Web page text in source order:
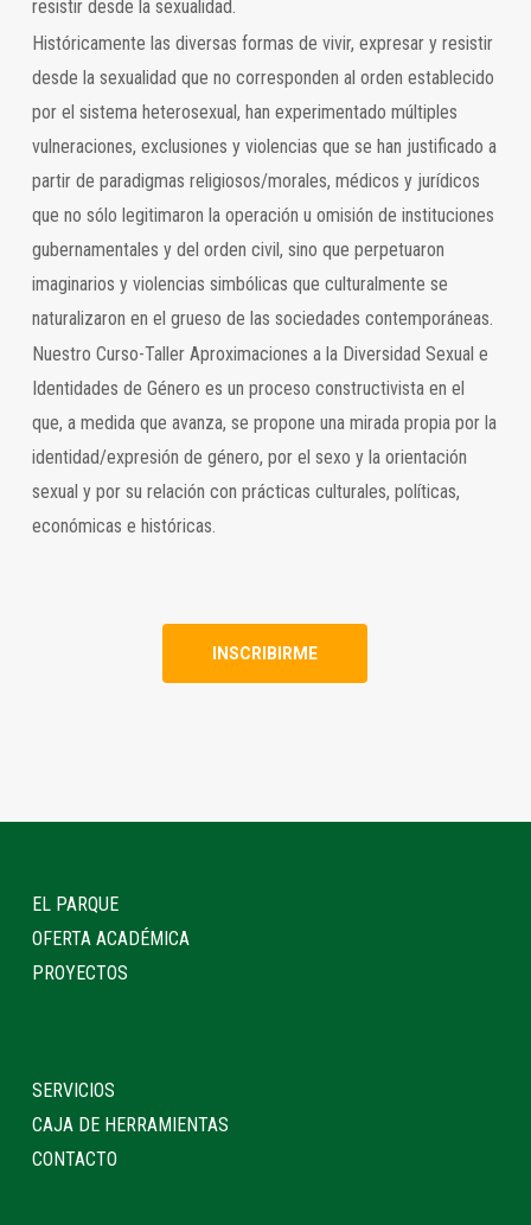
resistir desde la sexualidad.
Históricamente las diversas formas de vivir, expresar y resistir
desde la sexualidad que no corresponden al orden establecido
por el sistema heterosexual, han experimentado múltiples
vulneraciones, exclusiones y violencias que se han justificado a
partir de paradigmas religiosos/morales, médicos y jurídicos
que no sólo legitimaron la operación u omisión de instituciones
gubernamentales y del orden civil, sino que perpetuaron
imaginarios y violencias simbólicas que culturalmente se
naturalizaron en el grueso de las sociedades contemporáneas.
Nuestro Curso-Taller Aproximaciones a la Diversidad Sexual e
Identidades de Género es un proceso constructivista en el
que, a medida que avanza, se propone una mirada propia por la
identidad/expresión de género, por el sexo y la orientación
sexual y por su relación con prácticas culturales, políticas,
económicas e históricas.
INSCRIBIRME
EL PARQUE
OFERTA ACADÉMICA
PROYECTOS
SERVICIOS
CAJA DE HERRAMIENTAS
CONTACTO